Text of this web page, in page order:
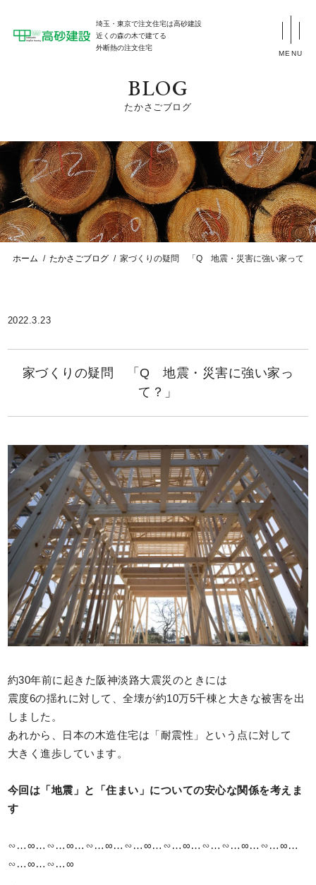
埼玉・東京で注文住宅は高砂建設
近くの森の木で建てる
外断熱の注文住宅
MENU
BLOG
たかさごブログ
ホーム たかさごブログ 家づくりの疑問 「Q 地震・災害に強い家って？
2022.3.23
家づくりの疑問 「Q 地震・災害に強い家っ
て？」
約30年前に起きた阪神淡路大震災のときには
震度6の揺れに対して、全壊が約10万5千棟と大きな被害を出
しました。
あれから、日本の木造住宅は「耐震性」という点に対して
大きく進歩しています。
今回は「地震」と「住まい」についての安心な関係を考えま
す
∽…∞…∽…∞…∽…∞…∽…∞…∽…∞…∽…∽…∞…∽…∞…
∽…∞…∽…∞